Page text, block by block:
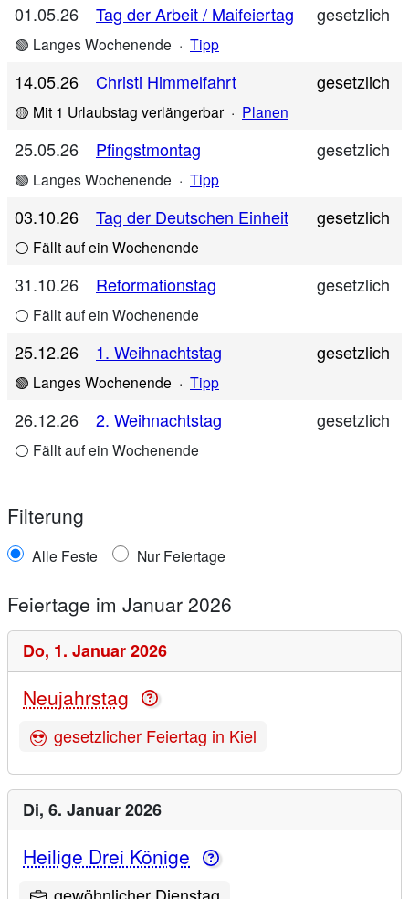
01.05.26 Tag der Arbeit / Maifeiertag gesetzlich
🟢 Langes Wochenende · Tipp
14.05.26 Christi Himmelfahrt gesetzlich
🟡 Mit 1 Urlaubstag verlängerbar · Planen
25.05.26 Pfingstmontag gesetzlich
🟢 Langes Wochenende · Tipp
03.10.26 Tag der Deutschen Einheit gesetzlich
⚪ Fällt auf ein Wochenende
31.10.26 Reformationstag gesetzlich
⚪ Fällt auf ein Wochenende
25.12.26 1. Weihnachtstag gesetzlich
🟢 Langes Wochenende · Tipp
26.12.26 2. Weihnachtstag gesetzlich
⚪ Fällt auf ein Wochenende
Filterung
Alle Feste Nur Feiertage
Feiertage im Januar 2026
Do, 1. Januar 2026
Neujahrstag
gesetzlicher Feiertag in Kiel
Di, 6. Januar 2026
Heilige Drei Könige